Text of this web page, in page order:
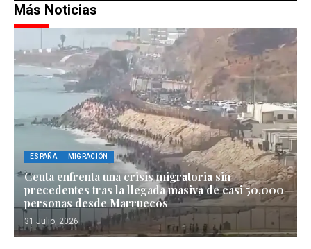
Más Noticias
ESPAÑA MIGRACIÓN
Ceuta enfrenta una crisis migratoria sin
precedentes tras la llegada masiva de casi 50,000
personas desde Marruecos
31 Julio, 2026